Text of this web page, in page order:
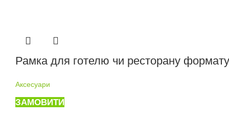
Рамка для готелю чи ресторану
Аксесуари
ЗАМОВИТИ